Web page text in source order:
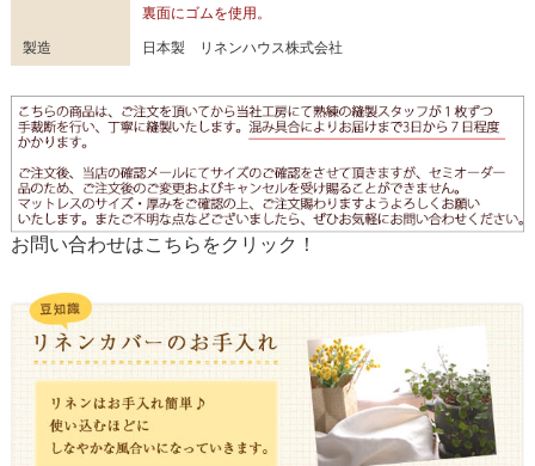
裏面にゴムを使用。
製造 日本製 リネンハウス株式会社
お問い合わせはこちらをクリック！